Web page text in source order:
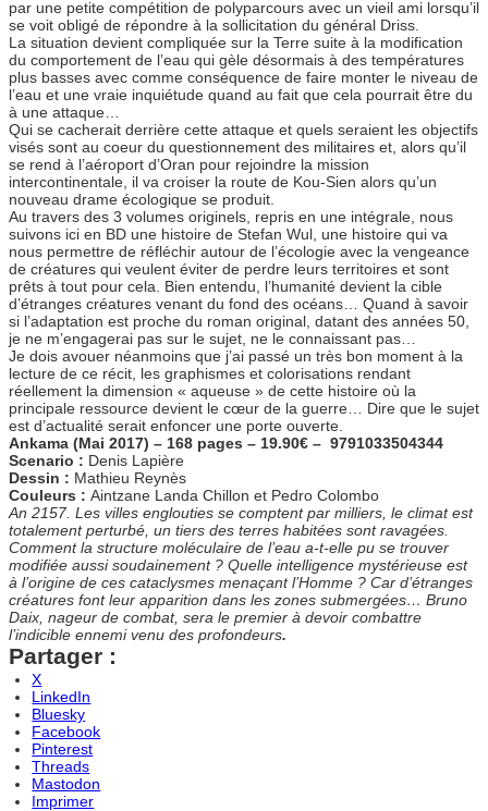
par une petite compétition de polyparcours avec un vieil ami lorsqu’il
se voit obligé de répondre à la sollicitation du général Driss.
La situation devient compliquée sur la Terre suite à la modification
du comportement de l’eau qui gèle désormais à des températures
plus basses avec comme conséquence de faire monter le niveau de
l’eau et une vraie inquiétude quand au fait que cela pourrait être du
à une attaque…
Qui se cacherait derrière cette attaque et quels seraient les objectifs
visés sont au coeur du questionnement des militaires et, alors qu’il
se rend à l’aéroport d’Oran pour rejoindre la mission
intercontinentale, il va croiser la route de Kou-Sien alors qu’un
nouveau drame écologique se produit.
Au travers des 3 volumes originels, repris en une intégrale, nous
suivons ici en BD une histoire de Stefan Wul, une histoire qui va
nous permettre de réfléchir autour de l’écologie avec la vengeance
de créatures qui veulent éviter de perdre leurs territoires et sont
prêts à tout pour cela. Bien entendu, l’humanité devient la cible
d’étranges créatures venant du fond des océans… Quand à savoir
si l’adaptation est proche du roman original, datant des années 50,
je ne m’engagerai pas sur le sujet, ne le connaissant pas…
Je dois avouer néanmoins que j’ai passé un très bon moment à la
lecture de ce récit, les graphismes et colorisations rendant
réellement la dimension « aqueuse » de cette histoire où la
principale ressource devient le cœur de la guerre… Dire que le sujet
est d’actualité serait enfoncer une porte ouverte.
Ankama (Mai 2017) – 168 pages – 19.90€ – 9791033504344
Scenario : Denis Lapière
Dessin : Mathieu Reynès
Couleurs : Aintzane Landa Chillon et Pedro Colombo
An 2157. Les villes englouties se comptent par milliers, le climat est
totalement perturbé, un tiers des terres habitées sont ravagées.
Comment la structure moléculaire de l’eau a-t-elle pu se trouver
modifiée aussi soudainement ? Quelle intelligence mystérieuse est
à l’origine de ces cataclysmes menaçant l’Homme ? Car d’étranges
créatures font leur apparition dans les zones submergées… Bruno
Daix, nageur de combat, sera le premier à devoir combattre
l’indicible ennemi venu des profondeurs.
Partager :
X
LinkedIn
Bluesky
Facebook
Pinterest
Threads
Mastodon
Imprimer